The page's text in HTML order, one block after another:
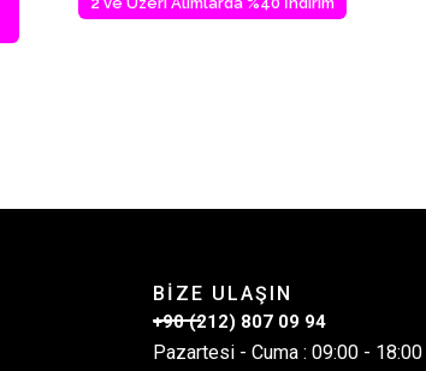
BİZE ULAŞIN
+90 (212) 807 09 94
Pazartesi - Cuma : 09:00 - 18:00